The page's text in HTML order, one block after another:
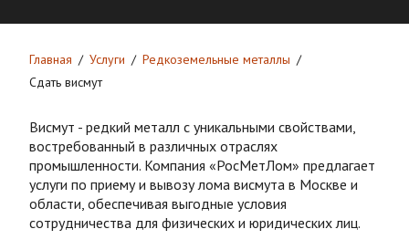
Главная Услуги
Редкоземельные металлы
Сдать висмут
Висмут - редкий металл с уникальными свойствами,
востребованный в различных отраслях
промышленности. Компания «РосМетЛом» предлагает
услуги по приему и вывозу лома висмута в Москве и
области, обеспечивая выгодные условия
сотрудничества для физических и юридических лиц.